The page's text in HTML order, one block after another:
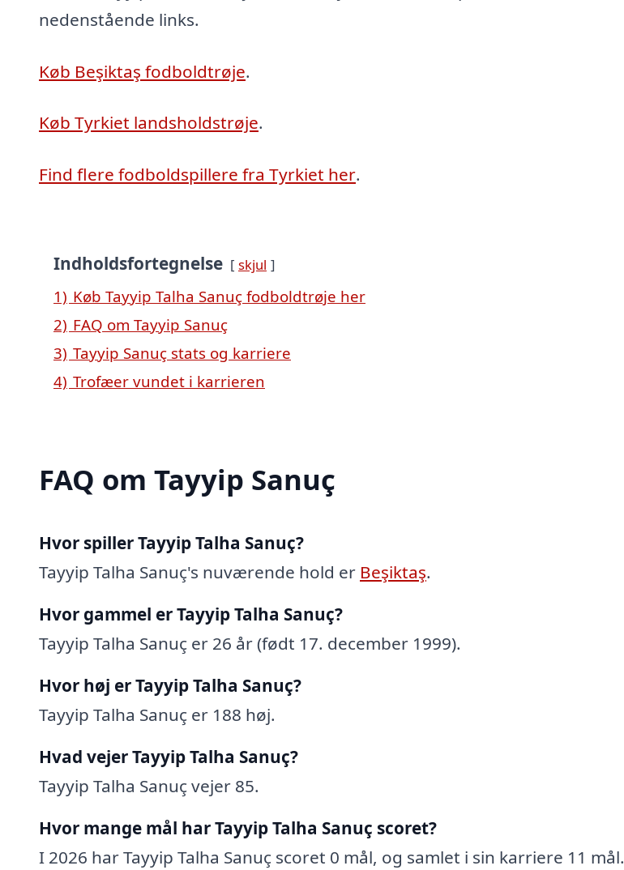
nedenstående links.
Køb Beşiktaş fodboldtrøje.
Køb Tyrkiet landsholdstrøje.
Find flere fodboldspillere fra Tyrkiet her.
Indholdsfortegnelse skjul
1) Køb Tayyip Talha Sanuç fodboldtrøje her
2) FAQ om Tayyip Sanuç
3) Tayyip Sanuç stats og karriere
4) Trofæer vundet i karrieren
FAQ om Tayyip Sanuç
Hvor spiller Tayyip Talha Sanuç?
Tayyip Talha Sanuç's nuværende hold er Beşiktaş.
Hvor gammel er Tayyip Talha Sanuç?
Tayyip Talha Sanuç er 26 år (født 17. december 1999).
Hvor høj er Tayyip Talha Sanuç?
Tayyip Talha Sanuç er 188 høj.
Hvad vejer Tayyip Talha Sanuç?
Tayyip Talha Sanuç vejer 85.
Hvor mange mål har Tayyip Talha Sanuç scoret?
I 2026 har Tayyip Talha Sanuç scoret 0 mål, og samlet i sin karriere 11 mål.